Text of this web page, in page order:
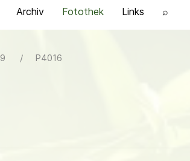
Archiv Fotothek Links ⌕
P4016